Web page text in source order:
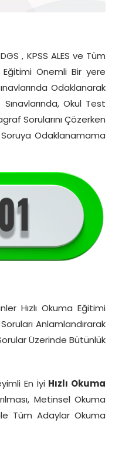
, KPSS ALES ve Tüm
Eğitimi Önemli Bir yere
Odaklanarak
Okul Test
Sorularını Çözerken
Soruya Odaklanamama
Hızlı Okuma Eğitimi
Anlamlandırarak
Üzerinde Bütünlük
En İyi Hızlı Okuma
Metinsel Okuma
ile Tüm Adaylar Okuma